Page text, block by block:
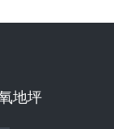
地坪